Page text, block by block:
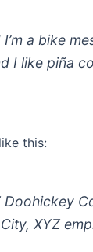
I’m a bike
I like piña
this:
Doohickey
XYZ